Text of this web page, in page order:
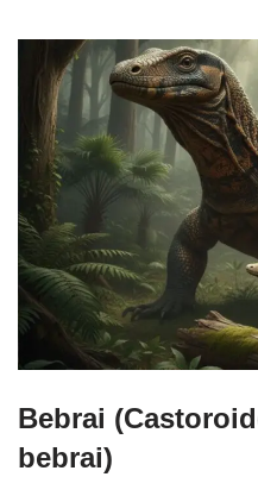
Bebrai
bebrai)